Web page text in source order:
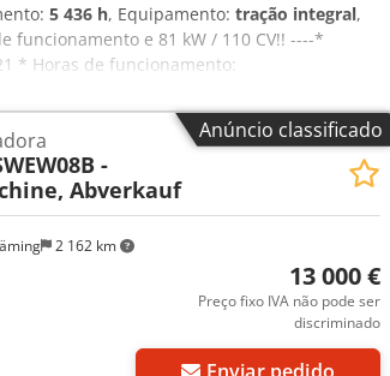
5 436 h, Equipamento: tração integral,
funcionamento e 81 kW / 110 CV!! ----*
* Horas de funcionamento:
5.340 horas de funcionamento!
* Troca rápida hidráulica * Inclui pá dobrável
* Declaração CE disponível * Homologação
disponível * Mais fotografias
* Preço: 54.900 euros, sem IVA + 19%
Acjzkfzre Ujha Para mais questões, por favor
fornecidas sem garantia, sujeitas a erros e
Anúncio classificado
2 162 km
-
Abverkauf
13 000 €
Preço fixo IVA não pode ser
discriminado